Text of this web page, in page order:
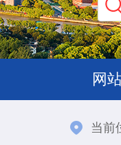
网
当前